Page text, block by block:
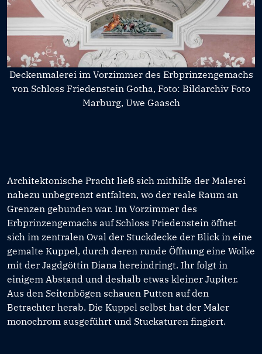
Deckenmalerei im Vorzimmer des Erbprinzengemachs
von Schloss Friedenstein Gotha, Foto: Bildarchiv Foto
Marburg, Uwe Gaasch
Architektonische Pracht ließ sich mithilfe der Malerei
nahezu unbegrenzt entfalten, wo der reale Raum an
Grenzen gebunden war. Im Vorzimmer des
Erbprinzengemachs auf Schloss Friedenstein öffnet
sich im zentralen Oval der Stuckdecke der Blick in eine
gemalte Kuppel, durch deren runde Öffnung eine Wolke
mit der Jagdgöttin Diana hereindringt. Ihr folgt in
einigem Abstand und deshalb etwas kleiner Jupiter.
Aus den Seitenbögen schauen Putten auf den
Betrachter herab. Die Kuppel selbst hat der Maler
monochrom ausgeführt und Stuckaturen fingiert.